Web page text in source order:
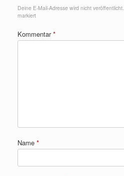
Deine E-Mail-Adresse wird nicht veröffentlicht.
markiert
Kommentar*
Name *